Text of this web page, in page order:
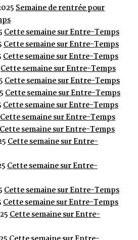
Semaine de rentrée pour
Cette semaine sur Entre-Temps
Cette semaine sur Entre-Temps
Cette semaine sur Entre-Temps
Cette semaine sur Entre-Temps
Cette semaine sur Entre-Temps
Cette semaine sur Entre-Temps
Cette semaine sur Entre-Temps
Cette semaine sur Entre-Temps
Cette semaine sur Entre-Temps
Cette semaine sur Entre-
Cette semaine sur Entre-
Cette semaine sur Entre-Temps
Cette semaine sur Entre-Temps
Cette semaine sur Entre-